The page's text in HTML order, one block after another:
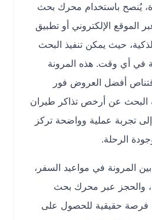
باستخدام محرك بحث
الإلكتروني أو تطبيق
حيث يمكن تنفيذ البحث
وقت. هذه المرونة
أفضل العروض فور
عن أرخص تذاكر طيران
عملية وواضحة تركز
في مواعيد السفر،
عبر محرك بحث
حقيقية للحصول على